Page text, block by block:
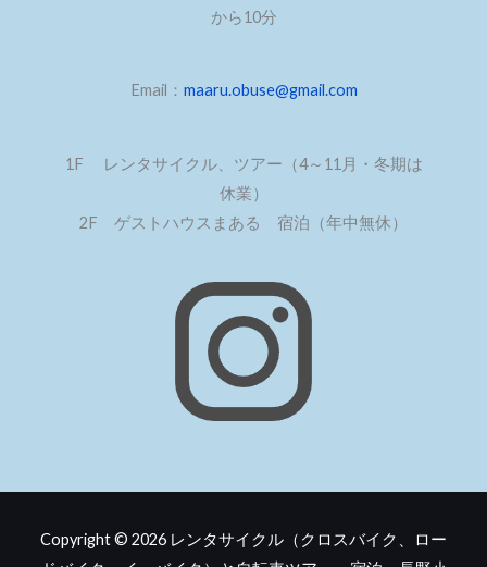
から10分
Email： maaru.obuse@gmail.com
1F レンタサイクル、ツアー（4～11月・冬期は
休業）
2F ゲストハウスまある 宿泊（年中無休）
Copyright © 2026 レンタサイクル（クロスバイク、ロー